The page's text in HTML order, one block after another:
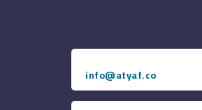
info@atyaf.co